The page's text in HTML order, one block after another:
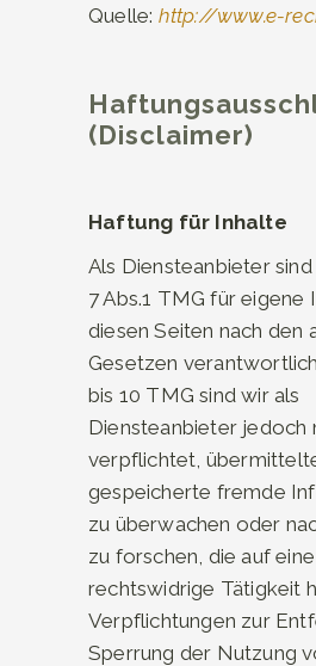
Quelle: http://www.e-
(Disclaimer)
Haftung für Inhalte
Als Diensteanbieter
7 Abs.1 TMG für eigene
diesen Seiten nach den
Gesetzen
bis 10 TMG sind wir als
Diensteanbieter jedoch
verpflichtet,
gespeicherte fremde
zu überwachen oder
zu forschen, die auf eine
rechtswidrige Tätigkeit
Verpflichtungen zur
Sperrung der Nutzung